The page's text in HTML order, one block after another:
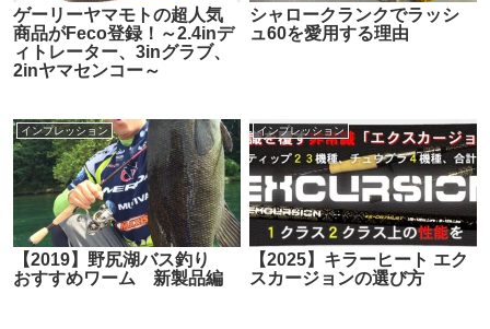
ゲーリーヤマモトの超人気
商品がFeco登録！～2.4inデ
ィトレーター、3inグラブ、
2inヤマセンコー～
シャロークランクでラッシ
ュ60を愛用する理由
インプレッション
【2019】野尻湖バス釣り
おすすめワーム 新製品編
インプレッション
【2025】キラーヒート エク
スカージョンの選び方